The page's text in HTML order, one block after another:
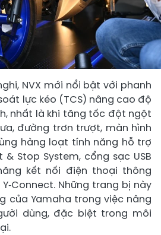
NVX mới nổi bật với phanh
lực kéo (TCS) nâng cao độ
nhất là khi tăng tốc đột ngột
đường trơn trượt, màn hình
hàng loạt tính năng hỗ trợ
& Stop System, cổng sạc USB
kết nối điện thoại thông
Những trang bị này
của Yamaha trong việc nâng
dùng, đặc biệt trong môi